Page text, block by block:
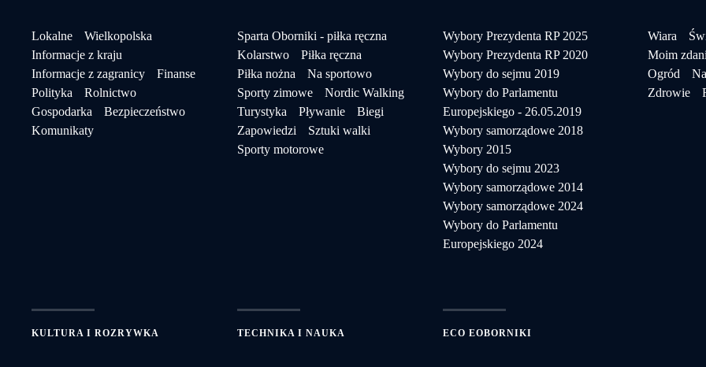
Lokalne
Wielkopolska
Informacje z kraju
Informacje z zagranicy
Finanse
Polityka
Rolnictwo
Gospodarka
Bezpieczeństwo
Komunikaty
Sparta Oborniki - piłka ręczna
Kolarstwo
Piłka ręczna
Piłka nożna
Na sportowo
Sporty zimowe
Nordic Walking
Turystyka
Pływanie
Biegi
Zapowiedzi
Sztuki walki
Sporty motorowe
Wybory Prezydenta RP 2025
Wybory Prezydenta RP 2020
Wybory do sejmu 2019
Wybory do Parlamentu
Europejskiego - 26.05.2019
Wybory samorządowe 2018
Wybory 2015
Wybory do sejmu 2023
Wybory samorządowe 2014
Wybory samorządowe 2024
Wybory do Parlamentu
Europejskiego 2024
Wiara
Moim
Ogród
Zdrowie
KULTURA I ROZRYWKA TECHNIKA I NAUKA ECO EOBORNIKI